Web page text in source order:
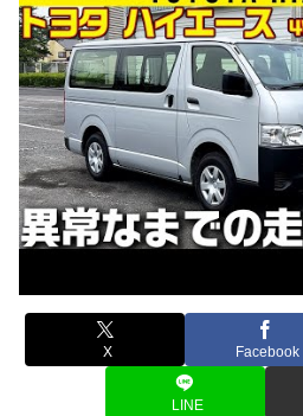
X Facebook
LINE